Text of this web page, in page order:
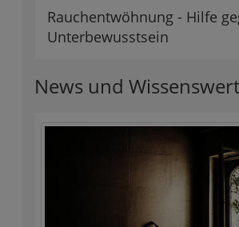
Rauchentwöhnung - Hilfe
Unterbewusstsein
News und